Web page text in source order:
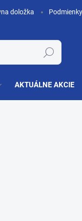
doložka
Hľadať
AKTUÁLNE AKCIE